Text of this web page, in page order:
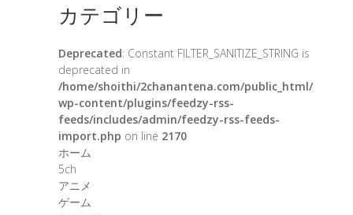
カテゴリー
Deprecated: Constant FILTER_SANITIZE_STRING is
deprecated in
/home/shoithi/2chanantena.com/public_html/
wp-content/plugins/feedzy-rss-
feeds/includes/admin/feedzy-rss-feeds-
import.php on line 2170
ホーム
5ch
アニメ
ゲーム